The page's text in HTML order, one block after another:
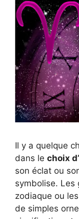
Il y a quelque
dans le choix
son éclat ou
symbolise. Les
zodiaque ou
de simples